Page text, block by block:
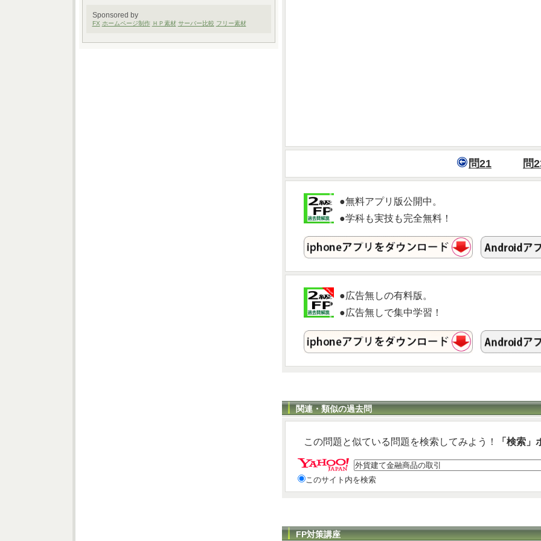
問21 問
●無料アプリ版公開中。
●学科も実技も完全無料！
●広告無しの有料版。
●広告無しで集中学習！
関連・類似の過去問
この問題と似ている問題を検索してみよう！ 「検索
このサイト内を検索
FP対策講座
Sponsored by
FX ホームページ制作 ＨＰ素材 サーバー比較 フリー素材